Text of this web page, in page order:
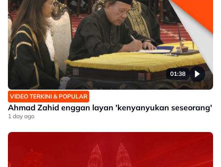
01:38
VIDEO TERKINI & POPULAR
Ahmad Zahid enggan layan 'kenyanyukan seseorang'
1 day ago